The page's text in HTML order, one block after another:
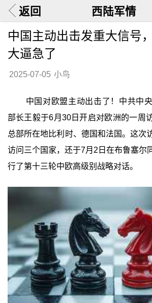
返回 西陆军情
中国主动出击发重大信号
大逼急了
2025-07-05 小鸟
中国对欧盟主动出击了！中共中
部长王毅于6月30日开启对欧洲的一周
总部所在地比利时、德国和法国。这次
访问三个国家，还于7月2日在布鲁塞尔
行了第十三轮中欧高级别战略对话。